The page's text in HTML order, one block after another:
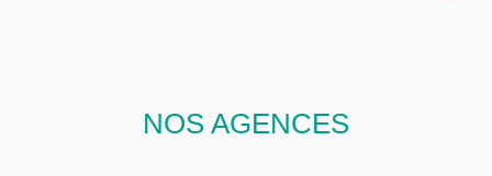
NOS AGENCES